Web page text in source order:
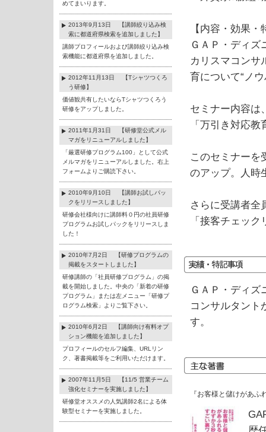
めてまいります。
2013年9月13日 【講師絞り込み検
索に都道府県検索を追加しました】
講師プロフィールおよび講師絞り込み検
索機能に都道府県を追加しました。
2012年11月13日 【Tシャツつくろ
う研修】
価値観共有したいならTシャツつくろう
研修をアップしました。
2011年1月31日 【研修堂公式メル
マガをリニューアルしました】
「厳選研修プログラム100」として公式
メルマガをリニューアルしました。右上
フォームよりご購読下さい。
2010年9月10日 【講師お試しパッ
クをリリースしました】
研修会社様向けに講師料０円の社員研修
プログラムお試しパックをリリースしま
した！
2010年7月2日 【研修プログラムの
掲載をスタートしました】
研修講師の「社員研修プログラム」の掲
載を開始しました。中央の「新着の研修
プログラム」または左メニュー「研修プ
ログラム検索」よりご覧下さい。
2010年6月2日 【講師向け有料オプ
ション機能を追加しました】
プロフィールのセルフ編集、URLリン
ク、著書掲載等をご利用いただけます。
2007年11月5日 【11/5 営業チーム
強化セミナーを実施しました】
研修堂オススメの人気講師2名による体
験型セミナーを実施しました。
【内容・効果・
ＧＡＰ・ディズ
カリスマコンサ
育について“ノ
セミナー内容は
「万引き対応
このセミナーを
のアップ。人時
さらに受講者全
「接客チェッ
ＧＡＰ・ディズ
コンサルタント
す。
『お客様と儲けがあ